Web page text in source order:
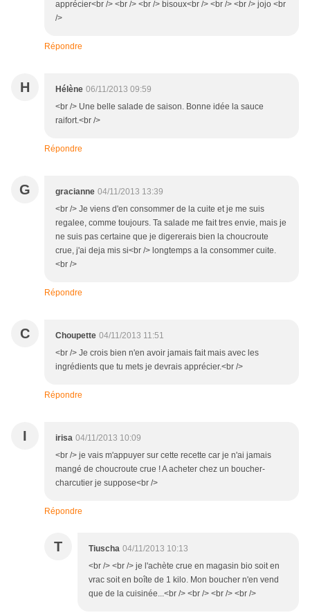
apprécier<br /> <br /> <br /> bisoux<br /> <br /> <br /> jojo <br
/>
Répondre
H Hélène 06/11/2013 09:59
<br /> Une belle salade de saison. Bonne idée la sauce
raifort.<br />
Répondre
G gracianne 04/11/2013 13:39
<br /> Je viens d'en consommer de la cuite et je me suis
regalee, comme toujours. Ta salade me fait tres envie, mais je
ne suis pas certaine que je digererais bien la choucroute
crue, j'ai deja mis si<br /> longtemps a la consommer cuite.
<br />
Répondre
C Choupette 04/11/2013 11:51
<br /> Je crois bien n'en avoir jamais fait mais avec les
ingrédients que tu mets je devrais apprécier.<br />
Répondre
I irisa 04/11/2013 10:09
<br /> je vais m'appuyer sur cette recette car je n'ai jamais
mangé de choucroute crue ! A acheter chez un boucher-
charcutier je suppose<br />
Répondre
T Tiuscha 04/11/2013 10:13
<br /> <br /> je l'achète crue en magasin bio soit en
vrac soit en boîte de 1 kilo. Mon boucher n'en vend
que de la cuisinée...<br /> <br /> <br /> <br />